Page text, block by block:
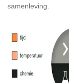
samenleving.